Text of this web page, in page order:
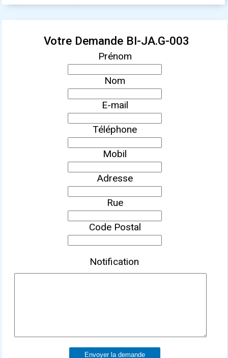
Votre Demande BI-JA.G-003
Prénom
Nom
E-mail
Téléphone
Mobil
Adresse
Rue
Code Postal
Notification
Envoyer la demande